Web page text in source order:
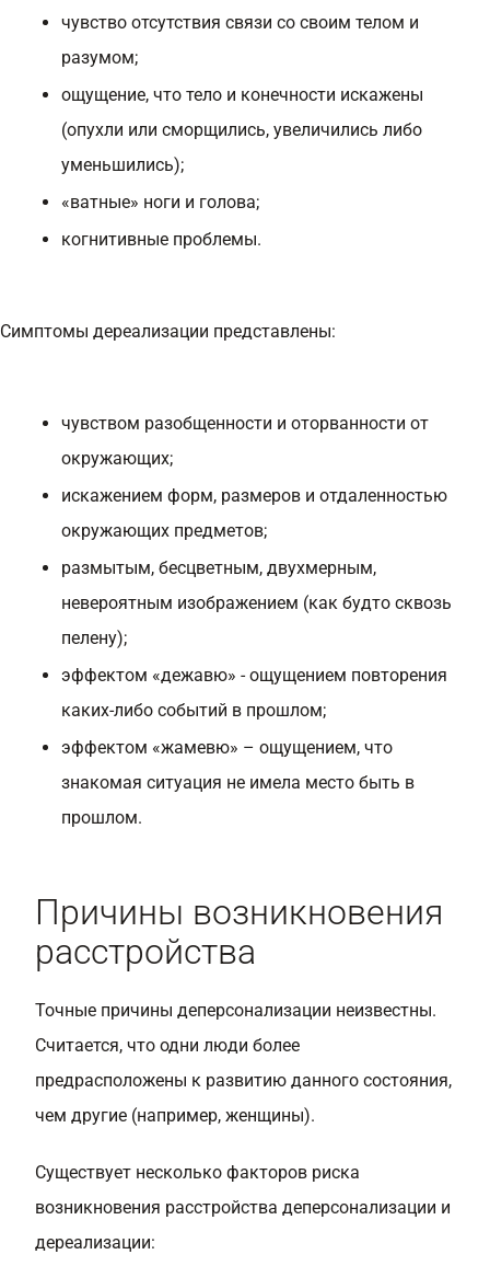
чувство отсутствия связи со своим телом и
разумом;
ощущение, что тело и конечности искажены
(опухли или сморщились, увеличились либо
уменьшились);
«ватные» ноги и голова;
когнитивные проблемы.
Симптомы дереализации представлены:
чувством разобщенности и оторванности от
окружающих;
искажением форм, размеров и отдаленностью
окружающих предметов;
размытым, бесцветным, двухмерным,
невероятным изображением (как будто сквозь
пелену);
эффектом «дежавю» - ощущением повторения
каких-либо событий в прошлом;
эффектом «жамевю» – ощущением, что
знакомая ситуация не имела место быть в
прошлом.
Причины возникновения
расстройства
Точные причины деперсонализации неизвестны.
Считается, что одни люди более
предрасположены к развитию данного состояния,
чем другие (например, женщины).
Существует несколько факторов риска
возникновения расстройства деперсонализации и
дереализации: